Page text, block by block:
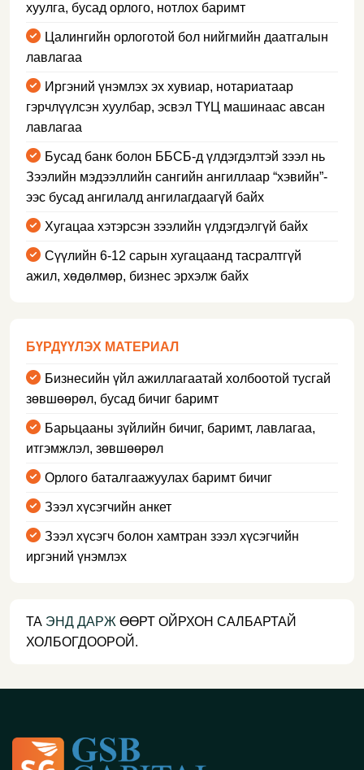
хуулга, бусад орлого, нотлох баримт
Цалингийн орлоготой бол нийгмийн даатгалын
лавлагаа
Иргэний үнэмлэх эх хувиар, нотариатаар
гэрчлүүлсэн хуулбар, эсвэл ТҮЦ машинаас авсан
лавлагаа
Бусад банк болон ББСБ-д үлдэгдэлтэй зээл нь
Зээлийн мэдээллийн сангийн ангиллаар “хэвийн”-
ээс бусад ангилалд ангилагдаагүй байх
Хугацаа хэтэрсэн зээлийн үлдэгдэлгүй байх
Сүүлийн 6-12 сарын хугацаанд тасралтгүй
ажил, хөдөлмөр, бизнес эрхэлж байх
БҮРДҮҮЛЭХ МАТЕРИАЛ
Бизнесийн үйл ажиллагаатай холбоотой тусгай
зөвшөөрөл, бусад бичиг баримт
Барьцааны зүйлийн бичиг, баримт, лавлагаа,
итгэмжлэл, зөвшөөрөл
Орлого баталгаажуулах баримт бичиг
Зээл хүсэгчийн анкет
Зээл хүсэгч болон хамтран зээл хүсэгчийн
иргэний үнэмлэх
ТА ЭНД ДАРЖ ӨӨРТ ОЙРХОН САЛБАРТАЙ
ХОЛБОГДООРОЙ.